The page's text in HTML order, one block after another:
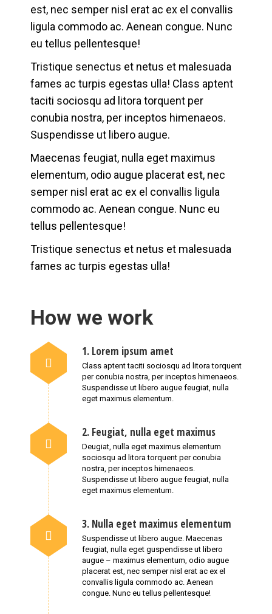
est, nec semper nisl erat ac ex el convallis
ligula commodo ac. Aenean congue. Nunc
eu tellus pellentesque!
Tristique senectus et netus et malesuada
fames ac turpis egestas ulla! Class aptent
taciti sociosqu ad litora torquent per
conubia nostra, per inceptos himenaeos.
Suspendisse ut libero augue.
Maecenas feugiat, nulla eget maximus
elementum, odio augue placerat est, nec
semper nisl erat ac ex el convallis ligula
commodo ac. Aenean congue. Nunc eu
tellus pellentesque!
Tristique senectus et netus et malesuada
fames ac turpis egestas ulla!
How we work
1. Lorem ipsum amet
Class aptent taciti sociosqu ad litora torquent
per conubia nostra, per inceptos himenaeos.
Suspendisse ut libero augue feugiat, nulla
eget maximus elementum.
2. Feugiat, nulla eget maximus
Deugiat, nulla eget maximus elementum
sociosqu ad litora torquent per conubia
nostra, per inceptos himenaeos.
Suspendisse ut libero augue feugiat, nulla
eget maximus elementum.
3. Nulla eget maximus elementum
Suspendisse ut libero augue. Maecenas
feugiat, nulla eget guspendisse ut libero
augue – maximus elementum, odio augue
placerat est, nec semper nisl erat ac ex el
convallis ligula commodo ac. Aenean
congue. Nunc eu tellus pellentesque!